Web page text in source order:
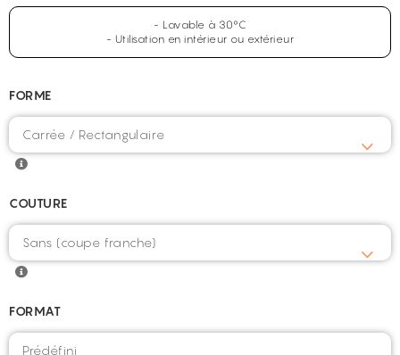
- Lavable à 30°C
- Utilisation en intérieur ou extérieur
FORME
COUTURE
FORMAT